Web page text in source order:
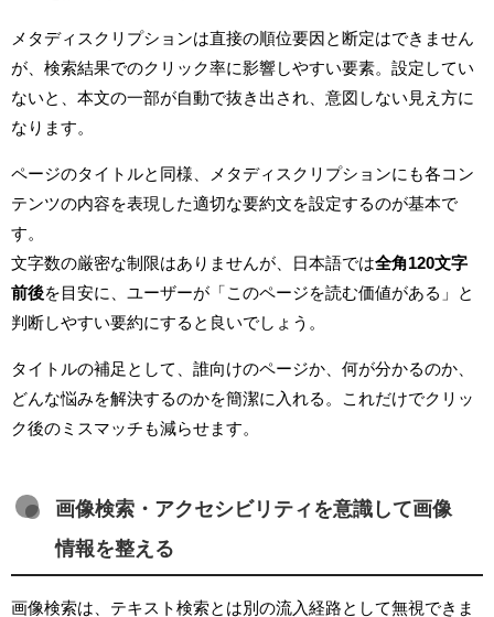
メタディスクリプションは直接の順位要因と断定はできません
が、検索結果でのクリック率に影響しやすい要素。設定してい
ないと、本文の一部が自動で抜き出され、意図しない見え方に
なります。
ページのタイトルと同様、メタディスクリプションにも各コン
テンツの内容を表現した適切な要約文を設定するのが基本で
す。
文字数の厳密な制限はありませんが、日本語では全角120文字
前後を目安に、ユーザーが「このページを読む価値がある」と
判断しやすい要約にすると良いでしょう。
タイトルの補足として、誰向けのページか、何が分かるのか、
どんな悩みを解決するのかを簡潔に入れる。これだけでクリッ
ク後のミスマッチも減らせます。
画像検索・アクセシビリティを意識して画像
情報を整える
画像検索は、テキスト検索とは別の流入経路として無視できま